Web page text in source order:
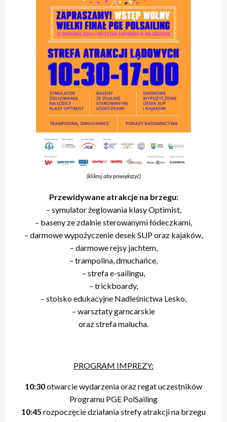
(kliknij aby powiększyć)
Przewidywane atrakcje na brzegu:
– symulator żeglowania klasy Optimist,
– baseny ze zdalnie sterowanymi łódeczkami,
– darmowe wypożyczenie desek SUP oraz kajaków,
– darmowe rejsy jachtem,
– trampolina, dmuchańce,
– strefa e-sailingu,
– trickboardy,
– stoisko edukacyjne Nadleśnictwa Lesko,
– warsztaty garncarskie
oraz strefa malucha.
PROGRAM IMPREZY:
10:30otwarcie wydarzenia oraz regat uczestników
Programu PGE PolSailing
10:45 rozpoczęcie działania strefy atrakcji na brzegu